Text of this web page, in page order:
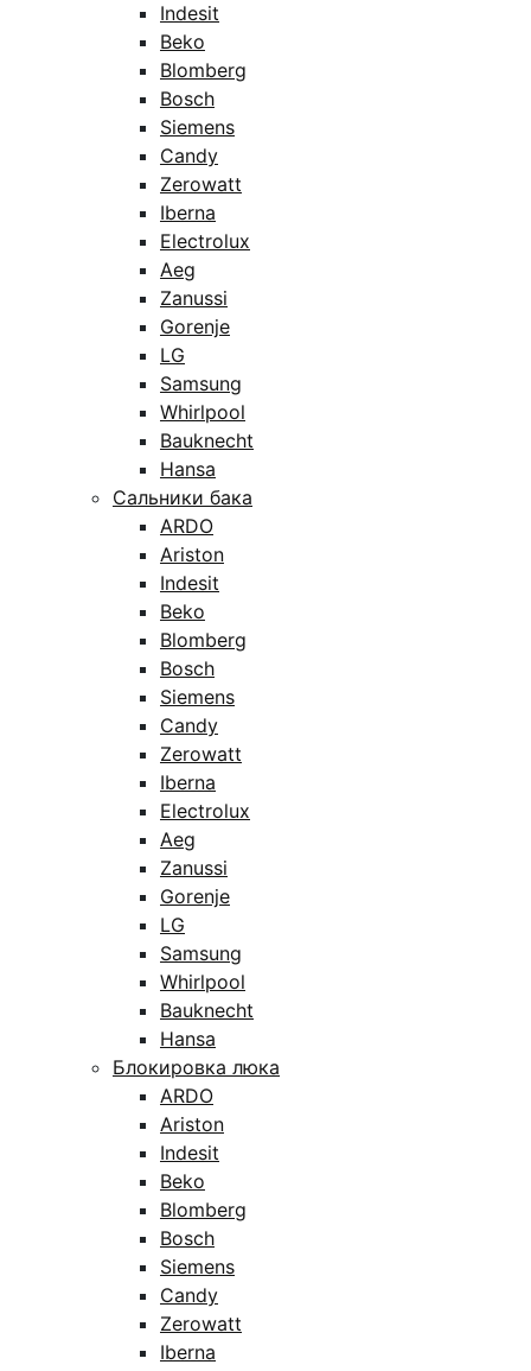
Indesit
Beko
Blomberg
Bosch
Siemens
Candy
Zerowatt
Iberna
Electrolux
Aeg
Zanussi
Gorenje
LG
Samsung
Whirlpool
Bauknecht
Hansa
Сальники бака
ARDO
Ariston
Indesit
Beko
Blomberg
Bosch
Siemens
Candy
Zerowatt
Iberna
Electrolux
Aeg
Zanussi
Gorenje
LG
Samsung
Whirlpool
Bauknecht
Hansa
Блокировка люка
ARDO
Ariston
Indesit
Beko
Blomberg
Bosch
Siemens
Candy
Zerowatt
Iberna